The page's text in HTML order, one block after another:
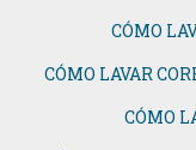
CÓMO
CÓMO LAVAR
CÓMO